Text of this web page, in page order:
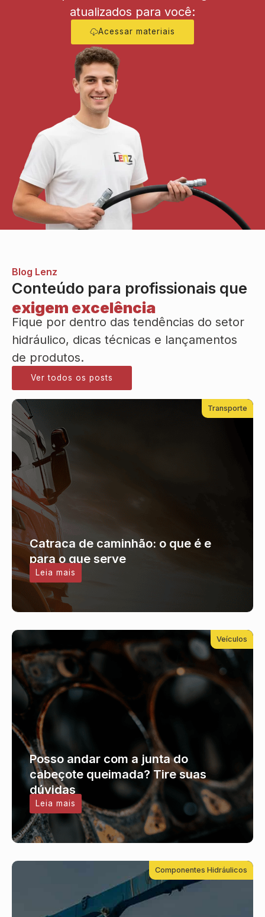
atualizados para você:
Acessar materiais
Blog Lenz
Conteúdo para profissionais que
exigem excelência
Fique por dentro das tendências do setor
hidráulico, dicas técnicas e lançamentos
de produtos.
Ver todos os posts
Transporte
Catraca de caminhão: o que é e
para o que serve
Leia mais
Veículos
Posso andar com a junta do
cabeçote queimada? Tire suas
dúvidas
Leia mais
Componentes Hidráulicos